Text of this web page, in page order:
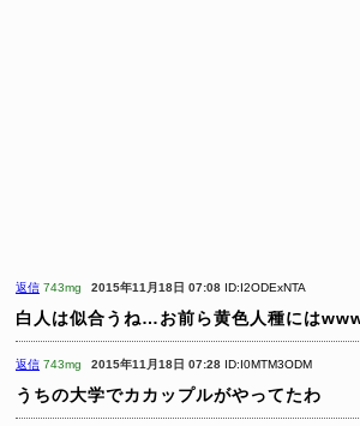
返信 743mg 2015年11月18日 07:08 ID:I2ODExNTA
白人は似合うね…お前ら黄色人種には
返信 743mg 2015年11月18日 07:28 ID:I0MTM3ODM
うちの大学でカカップルがやってたわ